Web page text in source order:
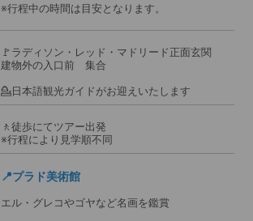
※行程中の時間は目安となります。
🚩ラディソン・レッド・マドリード正面玄関
建物外の入口前 集合
💁日本語観光ガイドがお迎えいたします
🚶徒歩にてツアー出発
※行程により見学順不同
📍プラド美術館
エル・グレコやゴヤなど名画を鑑賞